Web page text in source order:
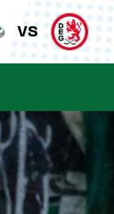
vs